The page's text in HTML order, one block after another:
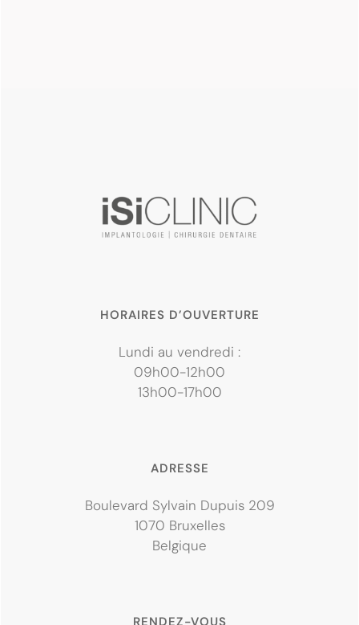
HORAIRES D’OUVERTURE
Lundi au vendredi :
09h00-12h00
13h00-17h00
ADRESSE
Boulevard Sylvain Dupuis 209
1070 Bruxelles
Belgique